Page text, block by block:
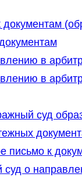
в
в
суд
письмо к
о